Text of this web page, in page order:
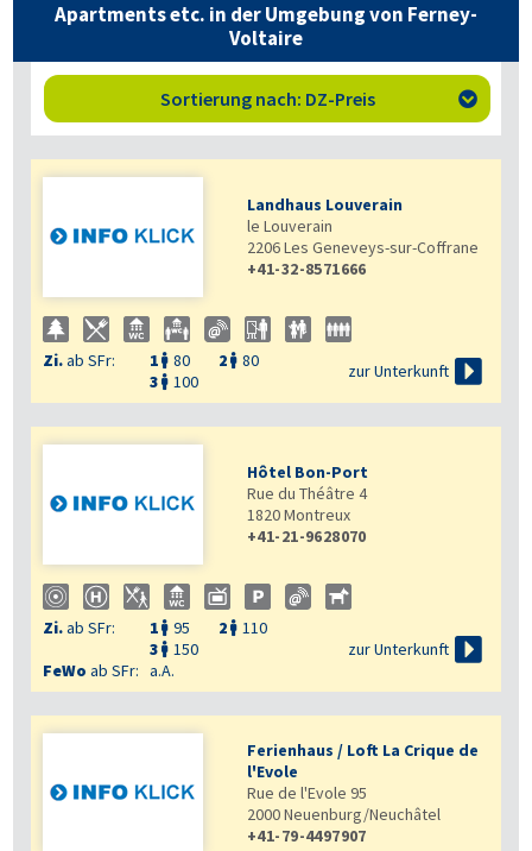
Apartments etc. in der Umgebung von Ferney-
Voltaire
Sortierung nach: DZ-Preis 
Landhaus Louverain
le Louverain
2206Les Geneveys-sur-Coffrane
+41-32-8571666
Zi.ab SFr: 1  80 2  80
3  100
zur Unterkunft 
Hôtel Bon-Port
Rue du Théâtre 4
1820Montreux
+41-21-9628070
Zi.ab SFr: 1  95 2  110
3  150
FeWo ab SFr: a.A.
zur Unterkunft 
Ferienhaus / Loft La Crique de
l'Evole
Rue de l'Evole 95
2000Neuenburg/Neuchâtel
+41-79-4497907